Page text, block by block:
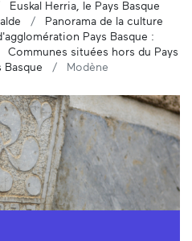
Euskal Herria, le Pays Basque
Panorama de la culture
Pays Basque :
Communes situées hors du Pays
Basque Modène